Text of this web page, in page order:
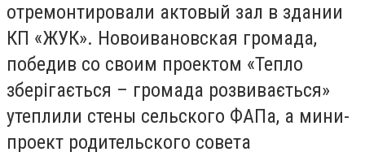
отремонтировали актовый зал в здании
КП «ЖУК». Новоивановская громада,
победив со своим проектом «Тепло
зберігається – громада розвивається»
утеплили стены сельского ФАПа, а мини-
проект родительского совета